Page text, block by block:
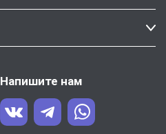
Напишите нам